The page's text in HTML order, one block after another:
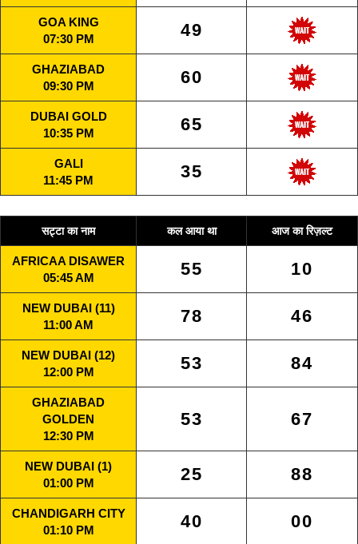
GOA KING
07:30 PM
49
GHAZIABAD
09:30 PM
60
DUBAI GOLD
10:35 PM
65
GALI
11:45 PM
35
सट्टा का नाम कल आया था आज का रिज़ल्ट
AFRICAA DISAWER
05:45 AM
55 10
NEW DUBAI (11)
11:00 AM
78 46
NEW DUBAI (12)
12:00 PM
53 84
GHAZIABAD
GOLDEN
12:30 PM
53 67
NEW DUBAI (1)
01:00 PM
25 88
CHANDIGARH CITY
01:10 PM
40 00